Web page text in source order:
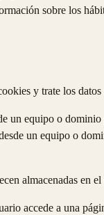
sobre los
y trate los
un equipo o
un equipo o
almacenadas en
accede a una